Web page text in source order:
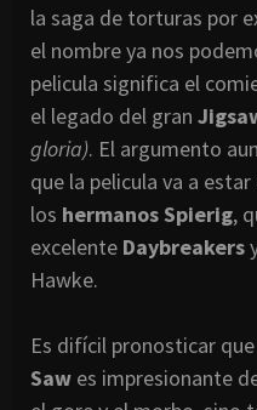
la saga de torturas por
el nombre ya nos
pelicula significa el
el legado del gran
gloria). El argumento
que la pelicula va a
los hermanos Spierig,
excelente Daybreakers
Hawke.
Es difícil pronosticar
Saw es impresionante